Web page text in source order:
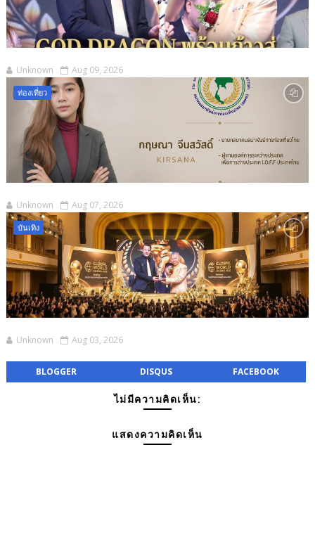
Unknown Aug 09, 2026
ท่องเที่ยว
Unknown Aug 07, 2026
บันเทิง
Unknown Aug 03, 2026
BLOGGER DISQUS FACEBOOK
ไม่มีความคิดเห็น:
แสดงความคิดเห็น